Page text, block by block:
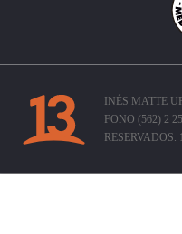
INÉS MATTE
FONO (562) 2
RESERVADOS.